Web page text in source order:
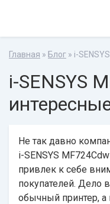
Главная » Блог » i-
i-SENSYS
Не так давно
i-SENSYS
привлек к себе
покупателей. Дело
обычный принтер,